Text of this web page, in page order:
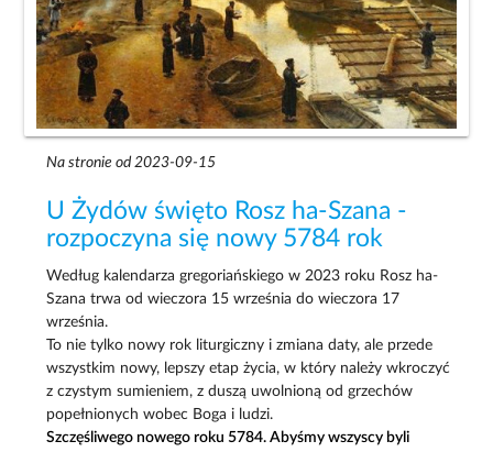
Na stronie od 2023-09-15
U Żydów święto Rosz ha-Szana -
rozpoczyna się nowy 5784 rok
Według kalendarza gregoriańskiego w 2023 roku Rosz ha-
Szana trwa od wieczora 15 września do wieczora 17
września.
To nie tylko nowy rok liturgiczny i zmiana daty, ale przede
wszystkim nowy, lepszy etap życia, w który należy wkroczyć
z czystym sumieniem, z duszą uwolnioną od grzechów
popełnionych wobec Boga i ludzi.
Szczęśliwego nowego roku 5784. Abyśmy wszyscy byli